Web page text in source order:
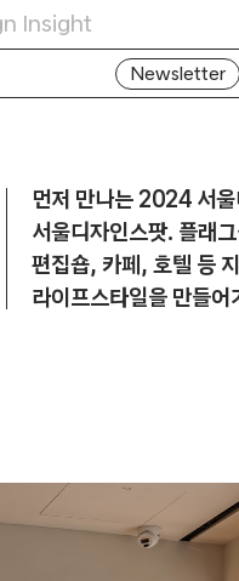
Newsletter
먼저 만나는 2024 서
서울디자인스팟. 플래
편집숍, 카페, 호텔 등
라이프스타일을 만들어